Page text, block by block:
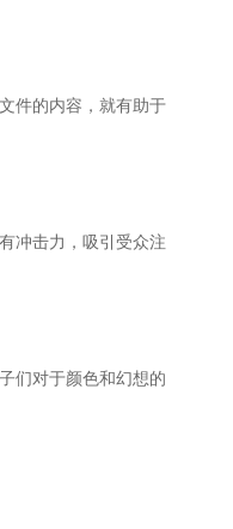
件的内容，就有助于
冲击力，吸引受众注
们对于颜色和幻想的